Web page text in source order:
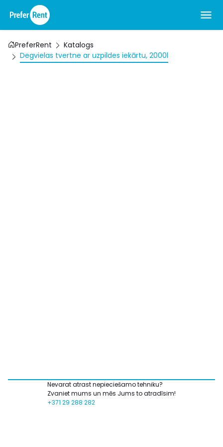
PreferRent
Katalogs
Degvielas tvertne ar uzpildes iekārtu, 2000l
Nevarat atrast nepieciešamo tehniku?
Zvaniet mums un mēs Jums to atradīsim!
+371 29 288 282